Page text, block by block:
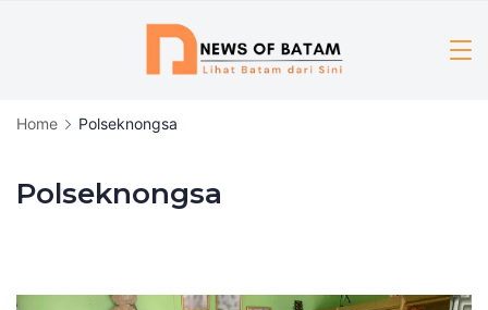
Home Polseknongsa
Polseknongsa